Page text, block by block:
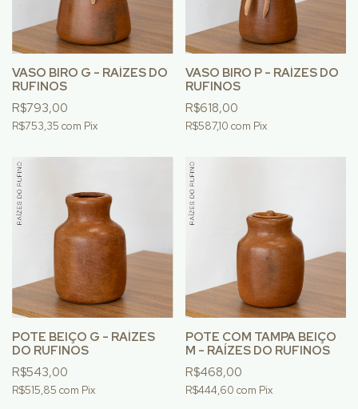
VASO BIRO G - RAÍZES DO
RUFINOS
R$793,00
R$753,35 com Pix
VASO BIRO P - RAÍZES DO
RUFINOS
R$618,00
R$587,10 com Pix
POTE BEIÇO G - RAÍZES
DO RUFINOS
R$543,00
R$515,85 com Pix
POTE COM TAMPA BEIÇO
M - RAÍZES DO RUFINOS
R$468,00
R$444,60 com Pix